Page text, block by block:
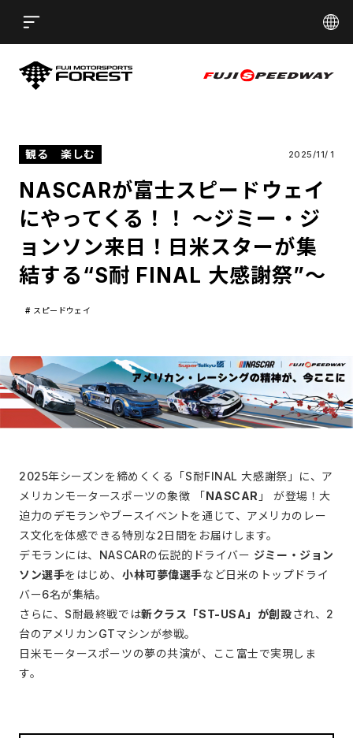
FUJI MOTORSPORTS
FUJI
言語
日本語
観る 楽しむ 2025/11/ 1
NASCARが富士スピードウェイ
にやってくる！！ 〜ジミー・ジ
ョンソン来日！日米スターが集
結する“S耐 FINAL 大感謝祭”〜
# スピードウェイ
2025年シーズンを締めくくる「S耐FINAL 大感謝祭」に、ア
メリカンモータースポーツの象徴 「NASCAR 」 が登場！大
迫力のデモランやブースイベントを通じて、アメリカのレー
ス文化を体感できる特別な2日間をお届けします。
デモランには、NASCARの伝説的ドライバー ジミー・ジョン
ソン選手をはじめ、小林可夢偉選手など日米のトップドライ
バー6名が集結。
さらに、S耐最終戦では新クラス「ST-USA」が創設され、2
台のアメリカンGTマシンが参戦。
日米モータースポーツの夢の共演が、ここ富士で実現しま
す。